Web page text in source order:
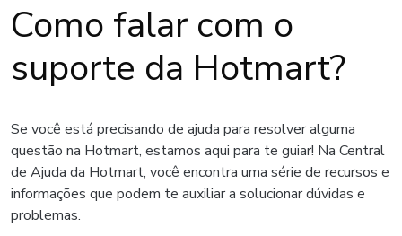
Como falar com o
suporte da Hotmart?
Se você está precisando de ajuda para resolver alguma
questão na Hotmart, estamos aqui para te guiar! Na Central
de Ajuda da Hotmart, você encontra uma série de recursos e
informações que podem te auxiliar a solucionar dúvidas e
problemas.